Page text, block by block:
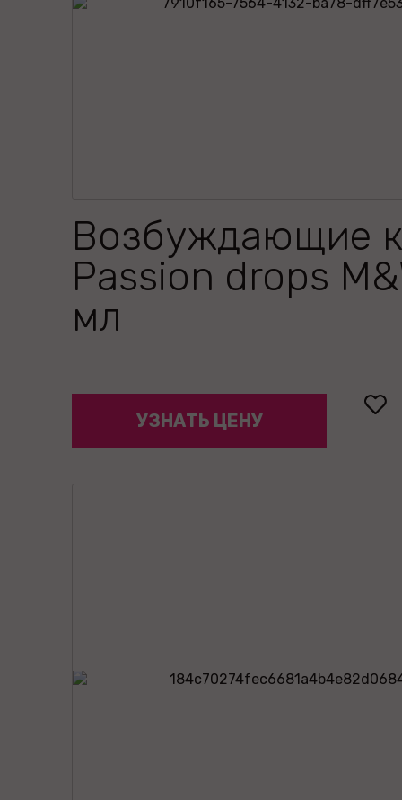
Возбуждающие
Passion drops
мл
УЗНАТЬ ЦЕНУ